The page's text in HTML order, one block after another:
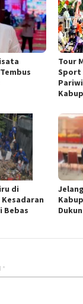
Tour
Sport
di
Bebas
*